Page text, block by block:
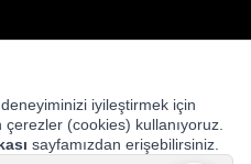
0850 259 1373
MAĞAZALARIMIZ
iyileştirmek için
(cookies) kullanıyoruz.
sayfamızdan erişebilirsiniz.